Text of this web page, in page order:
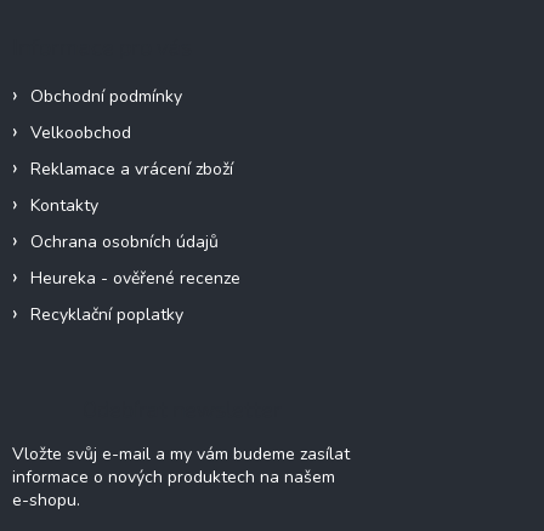
Obchodní podmínky
Velkoobchod
Reklamace a vrácení zboží
Kontakty
Ochrana osobních údajů
Heureka - ověřené recenze
Recyklační poplatky
Vložte svůj e-mail a my vám budeme zasílat
informace o nových produktech na našem
e-shopu.